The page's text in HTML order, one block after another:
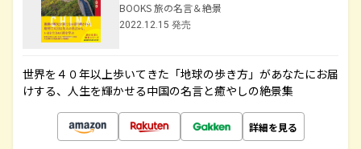
BOOKS 旅の名言＆絶景
2022.12.15 発売
世界を４０年以上歩いてきた「地球の歩き方」があなたにお届
けする、人生を輝かせる中国の名言と癒やしの絶景集
詳細を見る